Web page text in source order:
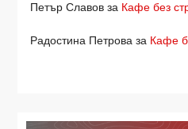
Петър Славов за Кафе без
Радостина Петрова за Кафе